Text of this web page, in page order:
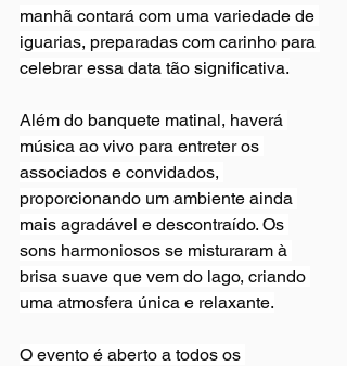
manhã contará com uma variedade de
iguarias, preparadas com carinho para
celebrar essa data tão significativa.
Além do banquete matinal, haverá
música ao vivo para entreter os
associados e convidados,
proporcionando um ambiente ainda
mais agradável e descontraído. Os
sons harmoniosos se misturaram à
brisa suave que vem do lago, criando
uma atmosfera única e relaxante.
O evento é aberto a todos os